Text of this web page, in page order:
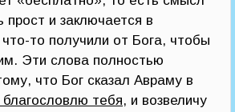
прост и заключается в
то получили от Бога, чтобы
Эти слова полностью
что Бог сказал Авраму в
благословлю тебя, и возвеличу